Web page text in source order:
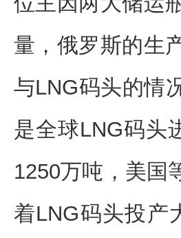
量，俄罗斯的生
与LNG码头的情
是全球LNG码头
1250万吨，美国
着LNG码头投产